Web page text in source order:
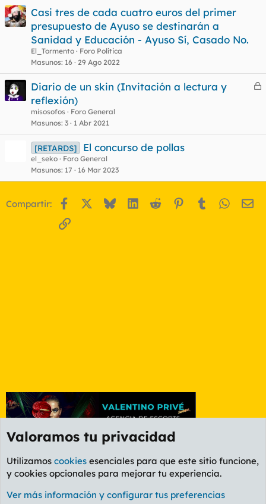
Casi tres de cada cuatro euros del primer
presupuesto de Ayuso se destinarán a
Sanidad y Educación - Ayuso Sí, Casado No.
El_Tormento
Foro Política
Masunos 16 29 Ago 2022
C
a
Diario de un skin (Invitación a lectura y
reflexión)
misosofos
Foro General
Masunos 3 1 Abr 2021
[RETARDS] El concurso de pollas
el_seko
Foro General
Masunos 17 16 Mar 2023
Compartir: Facebook BlueskyLinkedIn
Reddit Pinterest
Tumblr
Enlace
Foro Informática y Videojuegos
Cookies PL OLDSTYLE AMARILLO
Valoramos tu privacidad
Utilizamos cookies esenciales para que este sitio funcione,
y cookies opcionales para mejorar tu experiencia.
Ver más información y configurar tus preferencias